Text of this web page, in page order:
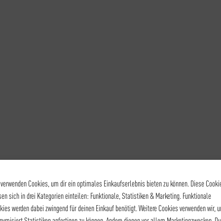
Cookies, um dir ein optimales Einkaufserlebnis bieten zu können. Diese
sich in drei Kategorien einteilen: Funktionale, Statistiken & Marketing. Funktionale
werden dabei zwingend für deinen Einkauf benötigt. Weitere Cookies verwenden wir,